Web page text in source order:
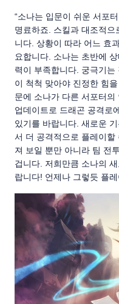
“소나는 입문이 쉬운 서포
명료하죠. 스킬과 대조적
니다. 상황이 따라 어느 효
요합니다. 소나는 초반에
력이 부족합니다. 궁극기
이 척척 맞아야 진정한 힘
문에 소나가 다른 서포터
업데이트로 드래곤 공격로
있기를 바랍니다. 새로운
서 더 공격적으로 플레이할
져 보일 뿐만 아니라 팀 전
겁니다. 저희만큼 소나의
랍니다! 언제나 그렇듯 플